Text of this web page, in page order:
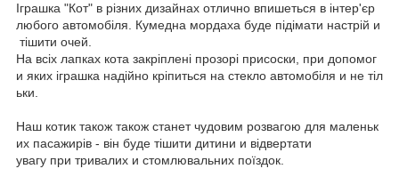
Іграшка "Кот" в різних дизайнах отлично впишеться в інтер'єр
любого автомобіля. Кумедна мордаха буде підімати настрій и
тішити очей.
На всіх лапках кота закріплені прозорі присоски, при допомог
и яких іграшка надійно кріпиться на стекло автомобіля и не тіл
ьки.
Наш котик також також станет чудовим розвагою для маленьк
их пасажирів - він буде тішити дитини и відвертати
увагу при тривалих и стомлювальних поїздок.